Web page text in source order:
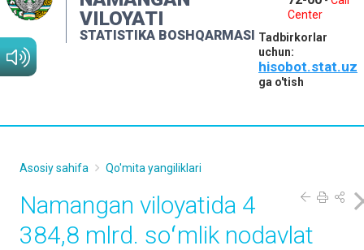
VILOYATI
STATISTIKA BOSHQARMASI
Center
Tadbirkorlar
uchun:
hisobot.stat.uz
ga o'tish
MATBUOT XIZMATI
MUROJAATLAR
Asosiy sahifa Qo'mita yangiliklari
Namangan viloyatida 4
384,8 mlrd. soʻmlik nodavlat